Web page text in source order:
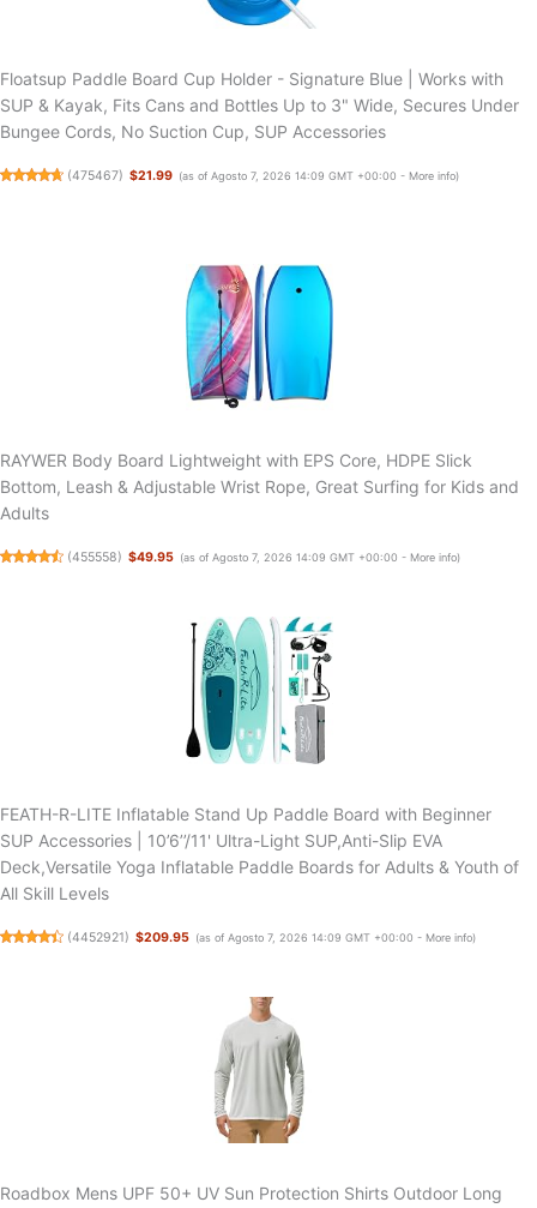
Floatsup Paddle Board Cup Holder - Signature Blue | Works with
SUP & Kayak, Fits Cans and Bottles Up to 3" Wide, Secures Under
Bungee Cords, No Suction Cup, SUP Accessories
(475467) $21.99 (as of Agosto 7, 2026 14:09 GMT +00:00 - More info)
RAYWER Body Board Lightweight with EPS Core, HDPE Slick
Bottom, Leash & Adjustable Wrist Rope, Great Surfing for Kids and
Adults
(455558) $49.95 (as of Agosto 7, 2026 14:09 GMT +00:00 - More info)
FEATH-R-LITE Inflatable Stand Up Paddle Board with Beginner
SUP Accessories | 10’6’’/11' Ultra-Light SUP,Anti-Slip EVA
Deck,Versatile Yoga Inflatable Paddle Boards for Adults & Youth of
All Skill Levels
(4452921) $209.95 (as of Agosto 7, 2026 14:09 GMT +00:00 - More info)
Roadbox Mens UPF 50+ UV Sun Protection Shirts Outdoor Long